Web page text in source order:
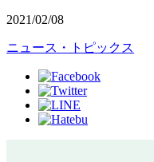
2021/02/08
ニュース・トピックス